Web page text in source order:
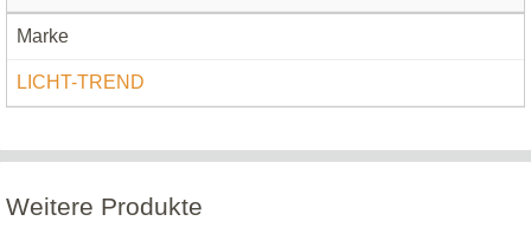
Marke
LICHT-TREND
Weitere Produkte